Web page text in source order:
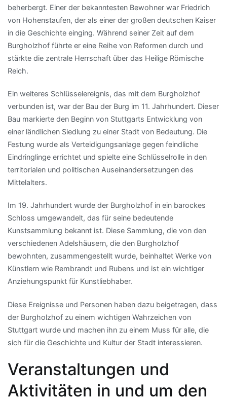
beherbergt. Einer der bekanntesten Bewohner war Friedrich
von Hohenstaufen, der als einer der großen deutschen Kaiser
in die Geschichte einging. Während seiner Zeit auf dem
Burgholzhof führte er eine Reihe von Reformen durch und
stärkte die zentrale Herrschaft über das Heilige Römische
Reich.
Ein weiteres Schlüsselereignis, das mit dem Burgholzhof
verbunden ist, war der Bau der Burg im 11. Jahrhundert. Dieser
Bau markierte den Beginn von Stuttgarts Entwicklung von
einer ländlichen Siedlung zu einer Stadt von Bedeutung. Die
Festung wurde als Verteidigungsanlage gegen feindliche
Eindringlinge errichtet und spielte eine Schlüsselrolle in den
territorialen und politischen Auseinandersetzungen des
Mittelalters.
Im 19. Jahrhundert wurde der Burgholzhof in ein barockes
Schloss umgewandelt, das für seine bedeutende
Kunstsammlung bekannt ist. Diese Sammlung, die von den
verschiedenen Adelshäusern, die den Burgholzhof
bewohnten, zusammengestellt wurde, beinhaltet Werke von
Künstlern wie Rembrandt und Rubens und ist ein wichtiger
Anziehungspunkt für Kunstliebhaber.
Diese Ereignisse und Personen haben dazu beigetragen, dass
der Burgholzhof zu einem wichtigen Wahrzeichen von
Stuttgart wurde und machen ihn zu einem Muss für alle, die
sich für die Geschichte und Kultur der Stadt interessieren.
Veranstaltungen und
Aktivitäten in und um den